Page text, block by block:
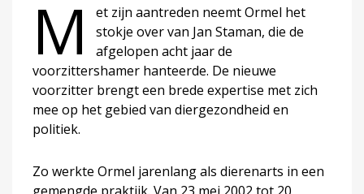
M
et zijn aantreden neemt Ormel het
stokje over van Jan Staman, die de
afgelopen acht jaar de
voorzittershamer hanteerde. De nieuwe
voorzitter brengt een brede expertise met zich
mee op het gebied van diergezondheid en
politiek.
Zo werkte Ormel jarenlang als dierenarts in een